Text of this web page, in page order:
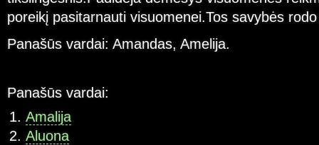
poreikį pasitarnauti visuomenei.Tos savybės
Panašūs vardai: Amandas, Amelija.
Panašūs vardai:
Amalija
Aluona